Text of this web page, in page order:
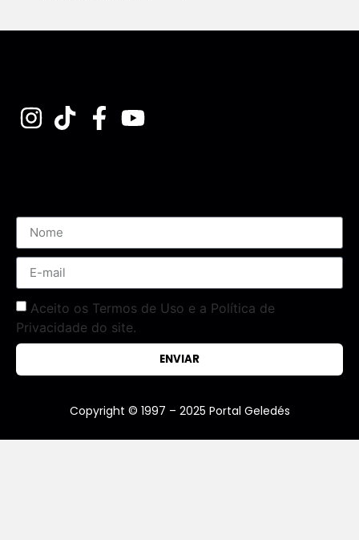
Aceito os Termos de Uso e a Política de
Privacidade do site.
ENVIAR
Copyright © 1997 – 2025 Portal Geledés